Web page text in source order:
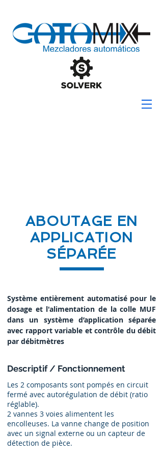
ABOUTAGE EN
APPLICATION
SÉPARÉE
Système entièrement automatisé pour le
dosage et l'alimentation de la colle MUF
dans un système d’application séparée
avec rapport variable et contrôle du débit
par débitmètres
Descriptif / Fonctionnement
Les 2 composants sont pompés en circuit
fermé avec autorégulation de débit (ratio
réglable).
2 vannes 3 voies alimentent les
encolleuses. La vanne change de position
avec un signal externe ou un capteur de
détection de pièce.